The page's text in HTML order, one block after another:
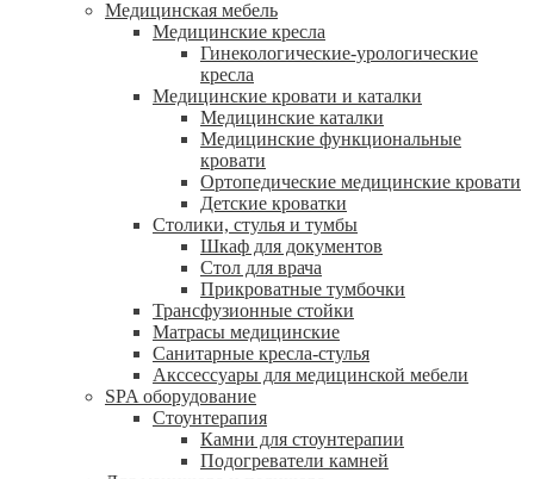
Медицинская мебель
Медицинские кресла
Гинекологические-урологические
кресла
Медицинские кровати и каталки
Медицинские каталки
Медицинские функциональные
кровати
Ортопедические медицинские кровати
Детские кроватки
Столики, стулья и тумбы
Шкаф для документов
Стол для врача
Прикроватные тумбочки
Трансфузионные стойки
Матрасы медицинские
Санитарные кресла-стулья
Акссессуары для медицинской мебели
SPA оборудование
Стоунтерапия
Камни для стоунтерапии
Подогреватели камней